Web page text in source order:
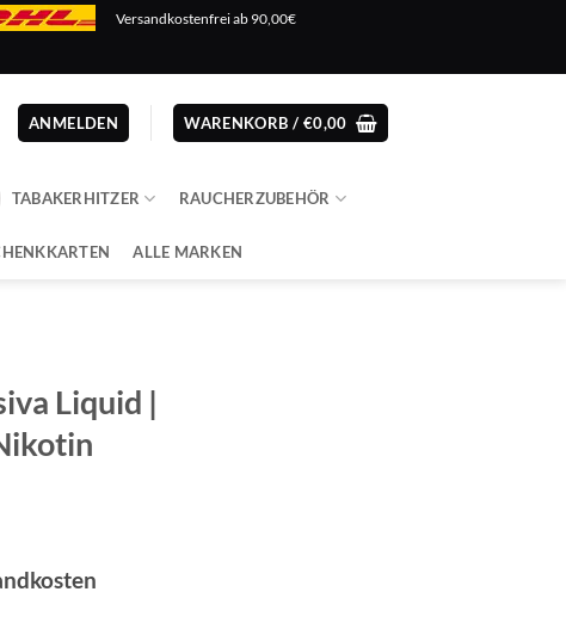
Versandkostenfrei ab 90,00€
ANMELDEN WARENKORB / €0,00
TABAKERHITZER RAUCHERZUBEHÖR
ALLE MARKEN
Liquid |